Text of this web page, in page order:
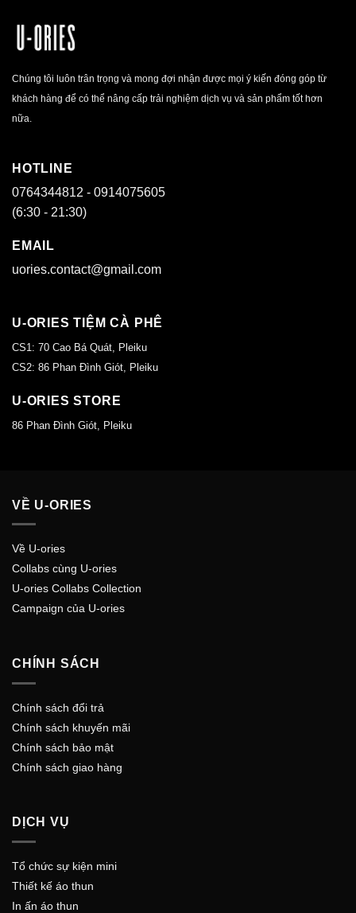
Chúng tôi luôn trân trọng và mong đợi nhận được mọi ý kiến đóng góp từ
khách hàng để có thể nâng cấp trải nghiệm dịch vụ và sản phẩm tốt hơn
nữa.
HOTLINE
0764344812 - 0914075605
(6:30 - 21:30)
EMAIL
uories.contact@gmail.com
U-ORIES TIỆM CÀ PHÊ
CS1: 70 Cao Bá Quát, Pleiku
CS2: 86 Phan Đình Giót, Pleiku
U-ORIES STORE
86 Phan Đình Giót, Pleiku
VỀ U-ORIES
Về U-ories
Collabs cùng U-ories
U-ories Collabs Collection
Campaign của U-ories
CHÍNH SÁCH
Chính sách đổi trả
Chính sách khuyến mãi
Chính sách bảo mật
Chính sách giao hàng
DỊCH VỤ
Tổ chức sự kiện mini
Thiết kế áo thun
In ấn áo thun